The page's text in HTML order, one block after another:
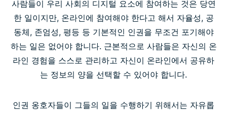
사람들이 우리 사회의 디지털 요소에 참여하는 것은 당연
한 일이지만, 온라인에 참여해야 한다고 해서 자율성, 공
동체, 존엄성, 평등 등 기본적인 인권을 무조건 포기해야
하는 일은 없어야 합니다. 근본적으로 사람들은 자신의 온
라인 경험을 스스로 관리하고 자신이 온라인에서 공유하
는 정보의 양을 선택할 수 있어야 합니다.
인권 옹호자들이 그들의 일을 수행하기 위해서는 자유롭